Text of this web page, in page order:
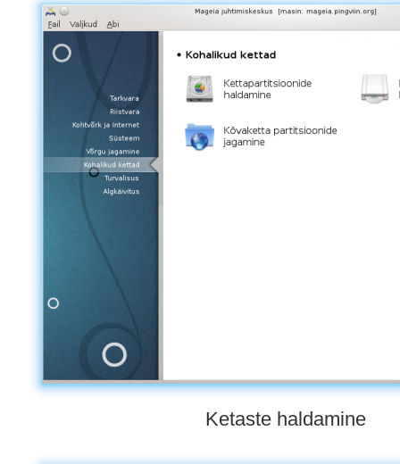
Ketaste haldamine